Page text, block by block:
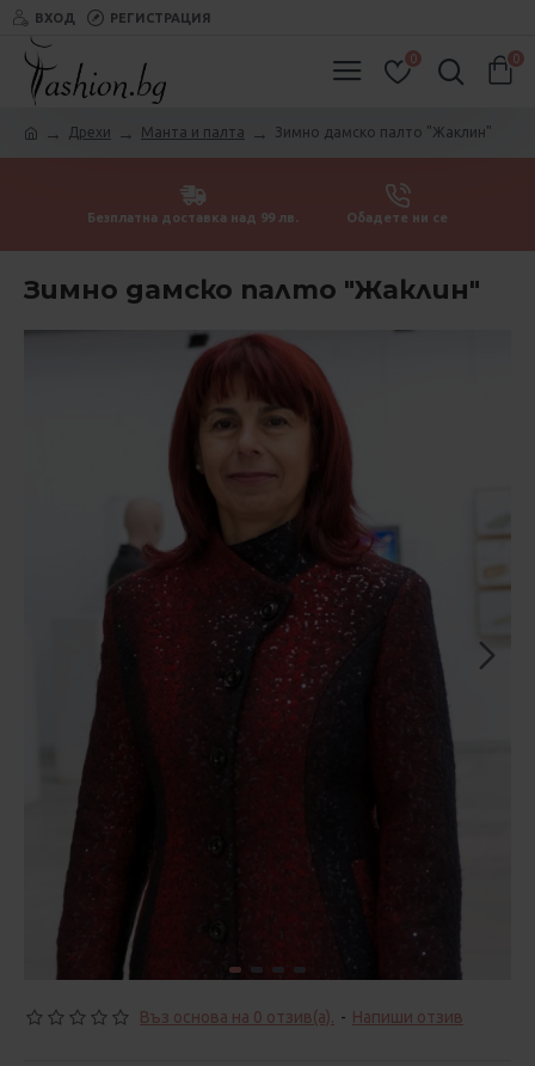
ВХОД РЕГИСТРАЦИЯ
0 0
Дрехи Манта и палта Зимно дамско палто "Жаклин"
Безплатна доставка над 99 лв. Обадете ни се
Зимно дамско палто "Жаклин"
Въз основа на 0 отзив(а). - Напиши отзив